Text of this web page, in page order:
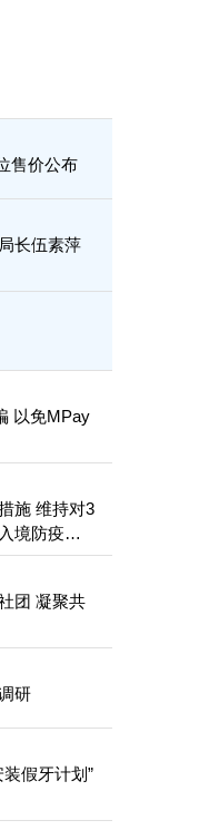
售价公布
长伍素萍
以免MPay
施 维持对3
境防疫措
团 凝聚共
研
假牙计划”